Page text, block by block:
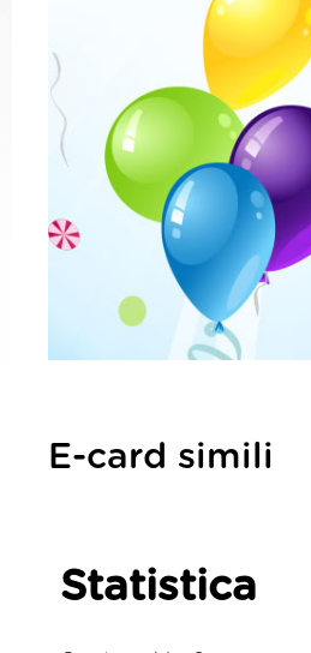
E-card simili
Statistica